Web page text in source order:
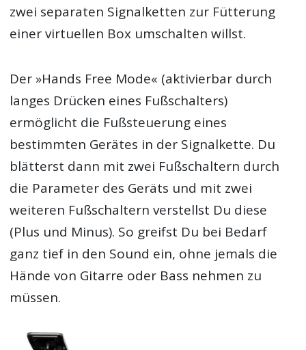
zwei separaten Signalketten zur Fütterung
einer virtuellen Box umschalten willst.
Der »Hands Free Mode« (aktivierbar durch
langes Drücken eines Fußschalters)
ermöglicht die Fußsteuerung eines
bestimmten Gerätes in der Signalkette. Du
blätterst dann mit zwei Fußschaltern durch
die Parameter des Geräts und mit zwei
weiteren Fußschaltern verstellst Du diese
(Plus und Minus). So greifst Du bei Bedarf
ganz tief in den Sound ein, ohne jemals die
Hände von Gitarre oder Bass nehmen zu
müssen.